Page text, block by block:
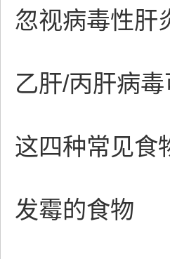
忽视病毒性肝
乙肝/丙肝病
这四种常见食
发霉的食物